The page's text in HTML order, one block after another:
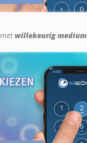
willekeurig medium